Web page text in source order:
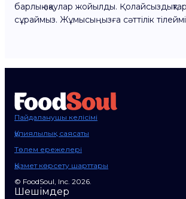
барлық ақаулар жойылды.
сұраймыз. Жұмысыңызға сәттілік
Пайдаланушы келісімі
Құпиялылық саясаты
Төлем ережелері
Қызмет көрсету шарттары
© FoodSoul, Inc. 2026.
Шешімдер